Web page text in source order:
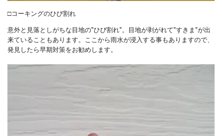
□コーキングのひび割れ
意外と見落としがちな目地の"ひび割れ"。目地が剥がれて"すきま"が出
来ていることもあります。ここから雨水が浸入する事もありますので、
発見したら早期対策をお勧めします。